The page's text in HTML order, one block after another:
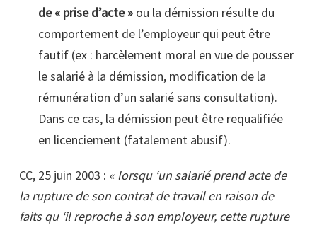
de « prise d’acte »ou la démission résulte du
comportement de l’employeur qui peut être
fautif (ex : harcèlement moral en vue de pousser
le salarié à la démission, modification de la
rémunération d’un salarié sans consultation).
Dans ce cas, la démission peut être requalifiée
en licenciement (fatalement abusif).
CC, 25 juin 2003 : « lorsqu ‘un salarié prend acte de
la rupture de son contrat de travail en raison de
faits qu ‘il reproche à son employeur, cette rupture